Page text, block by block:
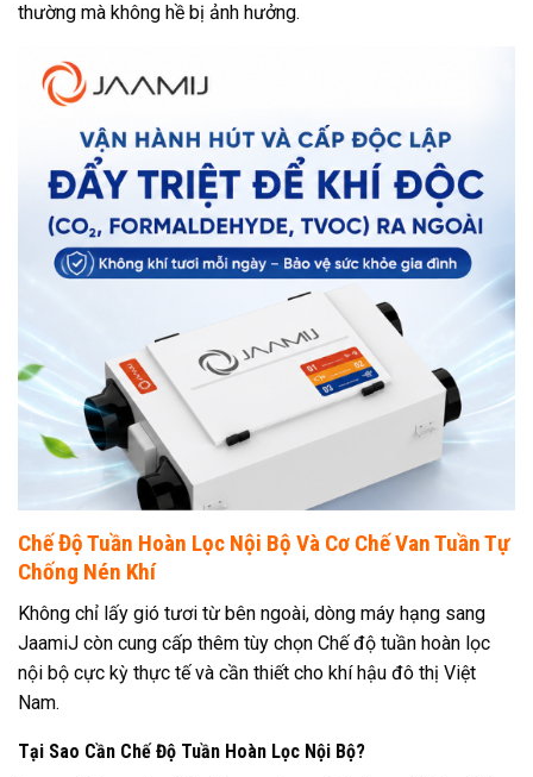
thường mà không hề bị ảnh hưởng.
Chế Độ Tuần Hoàn Lọc Nội Bộ Và Cơ Chế Van Tuần Tự
Chống Nén Khí
Không chỉ lấy gió tươi từ bên ngoài, dòng máy hạng sang
JaamiJ còn cung cấp thêm tùy chọn Chế độ tuần hoàn lọc
nội bộ cực kỳ thực tế và cần thiết cho khí hậu đô thị Việt
Nam.
Tại Sao Cần Chế Độ Tuần Hoàn Lọc Nội Bộ?